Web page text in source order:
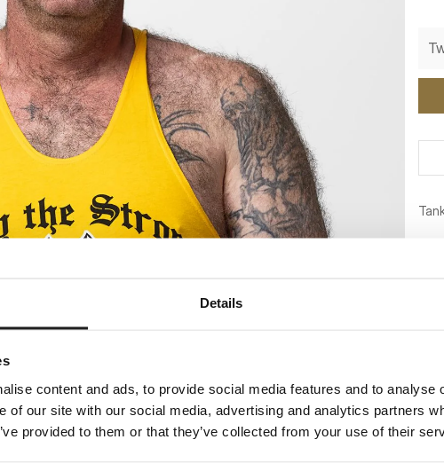
Details
content and ads, to provide social media features and to analyse
of our site with our social media, advertising and analytics partners
provided to them or that they’ve collected from your use of their
-
-
-